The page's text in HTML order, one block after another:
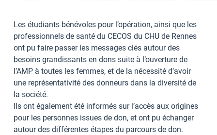
Les étudiants bénévoles pour l’opération, ainsi que les
professionnels de santé du CECOS du CHU de Rennes
ont pu faire passer les messages clés autour des
besoins grandissants en dons suite à l’ouverture de
l’AMP à toutes les femmes, et de la nécessité d’avoir
une représentativité des donneurs dans la diversité de
la société.
Ils ont également été informés sur l’accès aux origines
pour les personnes issues de don, et ont pu échanger
autour des différentes étapes du parcours de don.